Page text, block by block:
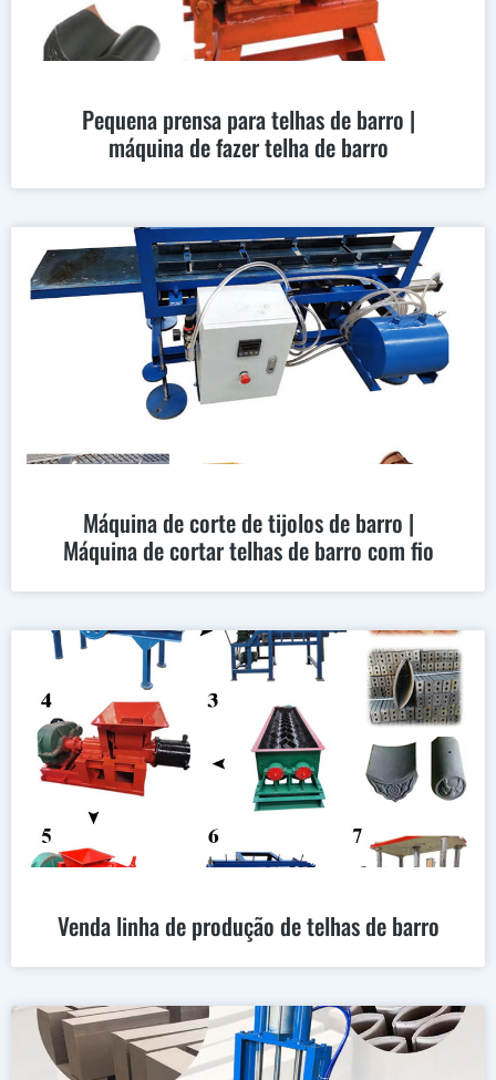
Pequena prensa para telhas de barro |
máquina de fazer telha de barro
Máquina de corte de tijolos de barro |
Máquina de cortar telhas de barro com fio
Venda linha de produção de telhas de barro